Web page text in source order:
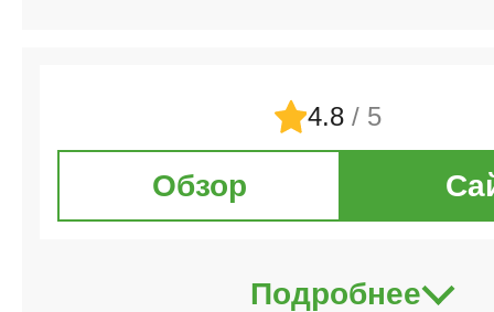
4.8 / 5
Обзор
Подробнее